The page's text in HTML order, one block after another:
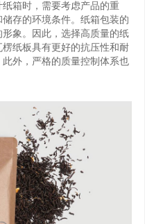
箱时，需要考虑产品的重
存的环境条件。纸箱包装的
象。因此，选择高质量的纸
纸板具有更好的抗压性和耐
外，严格的质量控制体系也